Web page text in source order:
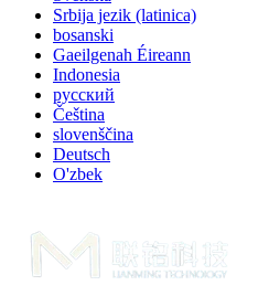
Srbija jezik (latinica)
bosanski
Gaeilgenah Éireann
Indonesia
русский
Čeština
slovenščina
Deutsch
O'zbek